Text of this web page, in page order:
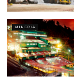
MINERÍA